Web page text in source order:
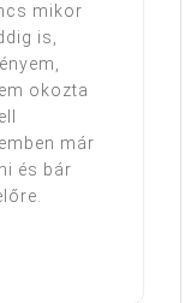
mikor
is,
okozta
már
és bár